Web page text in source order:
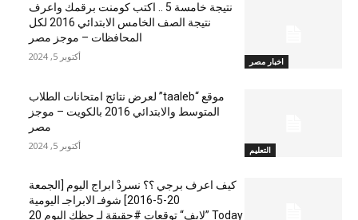
اخبار مصر
نتيجة خامسة 5 .. اكتب كومنت برقمك واعرف
نتيجة الصف الخامس الابتدائي 2016 لكل
المحافظات – موجز مصر
أكتوبر 5, 2024
التعليم
موقع “taaleb” لعرض نتائج امتحانات الطلاب
المتوسط والابتدائي 2016 بالكويت – موجز
مصر
أكتوبر 5, 2024
كيف اعرف برجي ؟؟ نسردْ ابراج اليوم [الجمعة
20-5-2016] شوفـ الابراجـ اليومية
Today ”لايف“ توقعات #حقيقة لـ حظك اليوم 20